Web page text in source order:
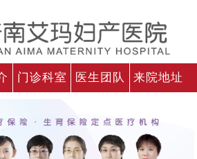
门诊科室 医生团队 来院地址